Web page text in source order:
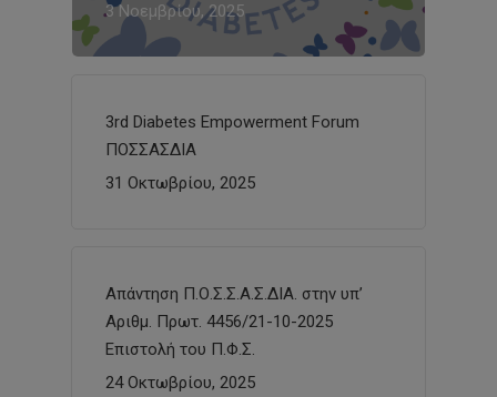
3 Νοεμβρίου, 2025
3rd Diabetes Empowerment Forum
ΠΟΣΣΑΣΔΙΑ
31 Οκτωβρίου, 2025
Απάντηση Π.Ο.Σ.Σ.Α.Σ.ΔΙΑ. στην υπ’
Αριθμ. Πρωτ. 4456/21-10-2025
Επιστολή του Π.Φ.Σ.
24 Οκτωβρίου, 2025